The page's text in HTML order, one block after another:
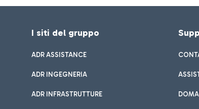
I siti del gruppo
ADR ASSISTANCE
ADR INGEGNERIA
ADR INFRASTRUTTURE